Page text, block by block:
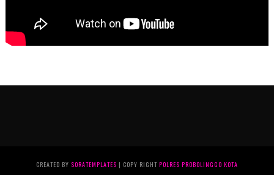
CREATED BY SORATEMPLATES | COPY RIGHT POLRES PROBOLINGGO KOTA